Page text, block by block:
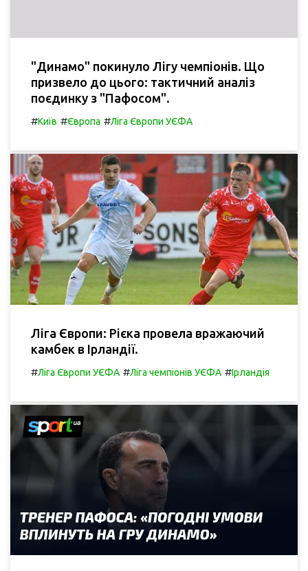
"Динамо" покинуло Лігу чемпіонів. Що
призвело до цього: тактичний аналіз
поєдинку з "Пафосом".
#Київ #Європа #Ліга Європи УЄФА
Ліга Європи: Рієка провела вражаючий
камбек в Ірландії.
#Ліга Європи УЄФА #Ліга чемпіонів УЄФА #Ірландія